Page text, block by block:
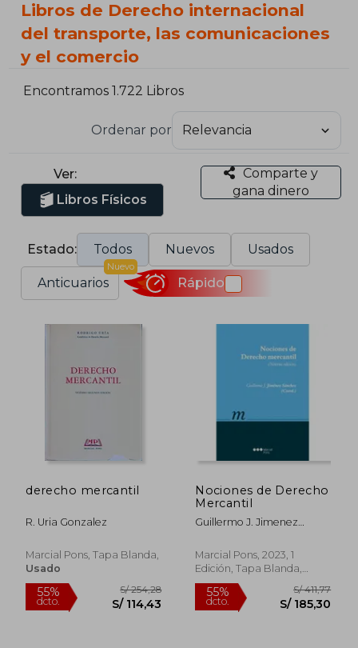
Libros de Derecho internacional
del transporte, las comunicaciones
y el comercio
Encontramos 1.722 Libros
Ordenar por
Ver:
Libros Físicos
Comparte y
gana dinero
Estado: Todos Nuevos Usados
Anticuarios
Nuevo
Rápido
derecho mercantil
R. Uria Gonzalez
Marcial Pons, Tapa Blanda,
Usado
Nociones de Derecho
Mercantil
Guillermo J. Jimenez
Marcial Pons, 2023, 1
Edición, Tapa Blanda,
Usado